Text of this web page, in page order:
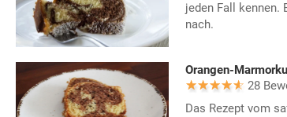
jeden Fall kennen.
nach.
Orangen-
28
Das Rezept vom